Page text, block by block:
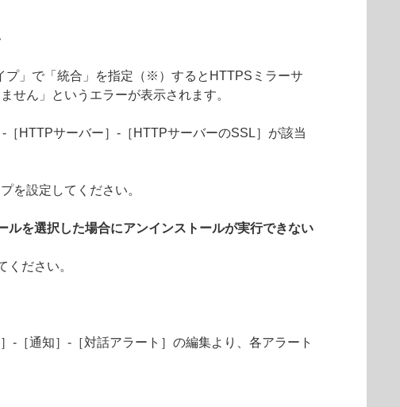
プ」で「統合」を指定（※）するとHTTPSミラーサ
せん」というエラーが表示されます。
HTTPサーバー］-［HTTPサーバーのSSL］が該当
を設定してください。
を選択した場合にアンインストールが実行できない
ださい。
-［通知］-［対話アラート］の編集より、各アラート